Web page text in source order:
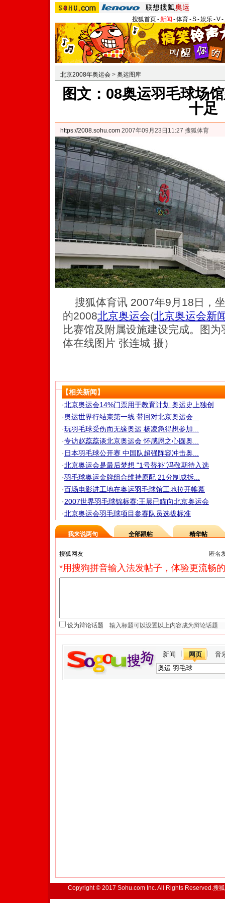
搜狐首页-新闻 -体育-S-娱乐-V-
北京2008年奥运会 > 奥运图库
图文：08奥运羽毛球场
十足
https://2008.sohu.com 2007年09月23日11:27 搜狐体育
搜狐体育讯 2007年9月18日，
的2008北京奥运会(北京奥运会新
比赛馆及附属设施建设完成。图
体在线图片 张连城 摄）
【相关新闻】
·北京奥运会14%门票用于教育计划 奥运史上独创
·奥运世界行结束第一线 带回对北京奥运会...
·玩羽毛球受伤而无缘奥运 杨凌急得想参加...
·专访赵蕊蕊谈北京奥运会 怀感恩之心圆奥...
· 日本羽毛球公开赛 中国队超强阵容冲击奥...
·北京奥运会是最后梦想 "1号替补"冯敬期待入选
·羽毛球奥运金牌组合维持原配 21分制成拆...
·百场电影进工地在奥运羽毛球馆工地拉开帷幕
·2007世界羽毛球锦标赛:王晨已瞄向北京奥运会
·北京奥运会羽毛球项目参赛队员选拔标准
我来说两句 全部跟帖 精华帖
匿名
*用搜狗拼音输入法发帖子，体验更流畅
设为辩论话题
新闻 网页 音
Copyright © 2017 Sohu.com Inc. All Rights Reserved.搜